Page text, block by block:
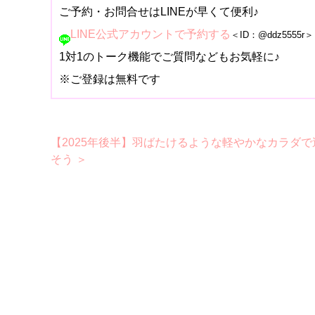
ご予約・お問合せはLINEが早くて便利♪
LINE公式アカウントで予約する ＜ID：@ddz5555r＞
1対1のトーク機能でご質問などもお気軽に♪
※ご登録は無料です
【2025年後半】羽ばたけるような軽やかなカラダで
そう ＞